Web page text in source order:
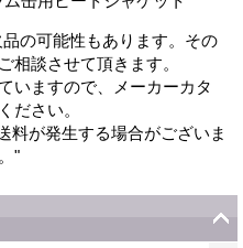
の可能性もあります。その
相談させて頂きます。
いますので、メーカーカタ
ださい。
が発生する場合がございま
"